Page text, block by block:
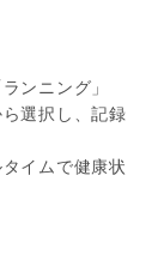
ンニング」
選択し、記録
イムで健康状